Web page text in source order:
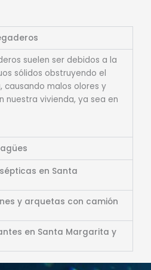
suelen ser debidos a la
sólidos obstruyendo el
causando malos olores y
nuestra vivienda, ya sea en
en Santa
y arquetas con camión
en Santa Margarita y